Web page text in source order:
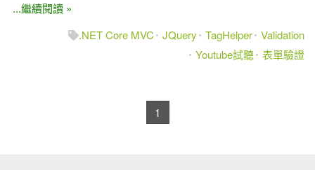
...繼續閱讀 »
.NET Core MVC
JQuery TagHelper Validation
Youtube試聽 表單驗證
1